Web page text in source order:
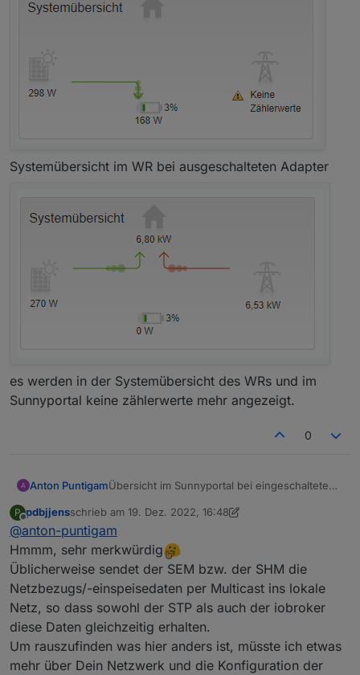
Systemübersicht im WR bei ausgeschalteten Adapter
es werden in der Systemübersicht des WRs und im
Sunnyportal keine zählerwerte mehr angezeigt.
0
Anton PuntigamÜbersicht im Sunnyportal bei eingeschalteten
P
Offline
pdbjjensschrieb am 19. Dez. 2022, 16:48
zuletzt editiert von pdbjjens
@anton-puntigam
Hmmm, sehr merkwürdig
Üblicherweise sendet der SEM bzw. der SHM die
Netzbezugs/-einspeisedaten per Multicast ins lokale
Netz, so dass sowohl der STP als auch der iobroker
diese Daten gleichzeitig erhalten.
Um rauszufinden was hier anders ist, müsste ich etwas
mehr über Dein Netzwerk und die Konfiguration der